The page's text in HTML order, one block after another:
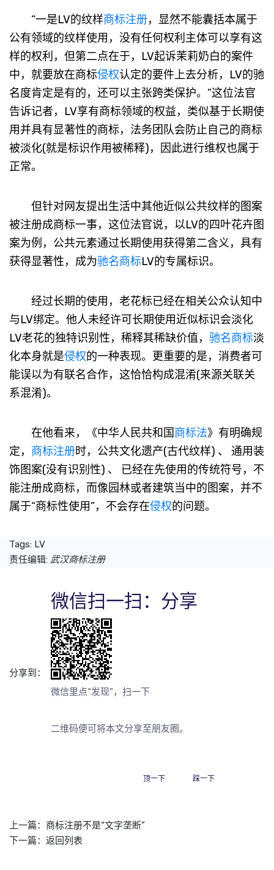
“一是LV的纹样商标注册，显然不能囊括本属于
公有领域的纹样使用，没有任何权利主体可以享有这
样的权利，但第二点在于，LV起诉茉莉奶白的案件
中，就要放在商标侵权认定的要件上去分析，LV的驰
名度肯定是有的，还可以主张跨类保护。”这位法官
告诉记者，LV享有商标领域的权益，类似基于长期使
用并具有显著性的商标，法务团队会防止自己的商标
被淡化(就是标识作用被稀释)，因此进行维权也属于
正常。
但针对网友提出生活中其他近似公共纹样的图案
被注册成商标一事，这位法官说，以LV的四叶花卉图
案为例，公共元素通过长期使用获得第二含义，具有
获得显著性，成为驰名商标LV的专属标识。
经过长期的使用，老花标已经在相关公众认知中
与LV绑定。他人未经许可长期使用近似标识会淡化
LV老花的独特识别性，稀释其稀缺价值， 驰名商标淡
化本身就是侵权的一种表现。更重要的是，消费者可
能误以为有联名合作，这恰恰构成混淆(来源关联关
系混淆)。
在他看来，《中华人民共和国商标法》有明确规
定， 商标注册时，公共文化遗产(古代纹样) 、 通用装
饰图案(没有识别性) 、 已经在先使用的传统符号，不
能注册成商标，而像园林或者建筑当中的图案，并不
属于“商标性使用”，不会存在侵权的问题。
Tags: LV
责任编辑: 武汉商标注册
分享到：
微信扫一扫：分享
微信里点“发现”，扫一下
二维码便可将本文分享至朋友圈。
顶一下 踩一下
上一篇： 商标注册不是“文字垄断”
下一篇： 返回列表